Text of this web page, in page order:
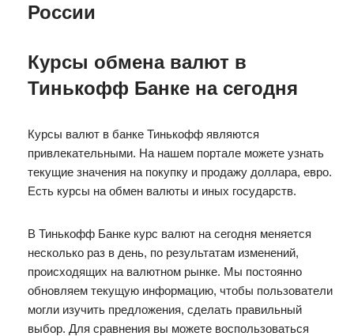
России
Курсы обмена валют в
Тинькофф Банке на сегодня
Курсы валют в банке Тинькофф являются
привлекательными. На нашем портале можете узнать
текущие значения на покупку и продажу доллара, евро.
Есть курсы на обмен валюты и иных государств.
В Тинькофф Банке курс валют на сегодня меняется
несколько раз в день, по результатам изменений,
происходящих на валютном рынке. Мы постоянно
обновляем текущую информацию, чтобы пользователи
могли изучить предложения, сделать правильный
выбор. Для сравнения вы можете воспользоваться